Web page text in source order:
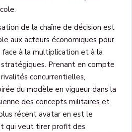
de la chaîne de décision est
aux acteurs économiques pour
à la multiplication et à la
Prenant en compte
concurrentielles,
du modèle en vigueur dans la
des concepts militaires et
récent avatar en est le
qui veut tirer profit des